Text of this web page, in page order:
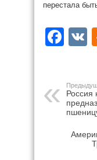
перестала
Россия